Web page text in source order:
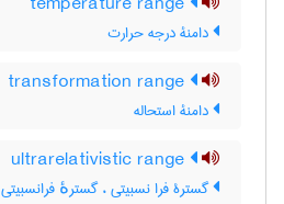
دامنۀ درجه حرارت
دامنۀ استحاله
گسترۀ فرا نسبیتی ، گسترهٔ فرانسبیتی